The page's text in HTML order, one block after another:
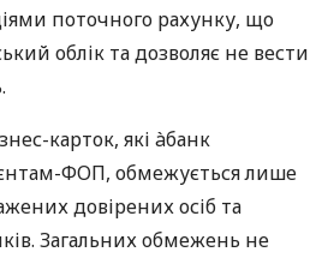
поточного рахунку, що
облік та дозволяє не вести
карток, які àбанк
ФОП, обмежується лише
довірених осіб та
Загальних обмежень не